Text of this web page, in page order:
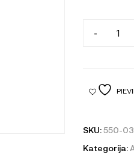
-
SKU:550-
Kategorija: